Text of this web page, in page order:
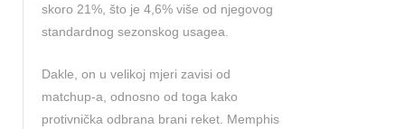
skoro 21%, što je 4,6% više od njegovog
standardnog sezonskog usagea.
Dakle, on u velikoj mjeri zavisi od
matchup-a, odnosno od toga kako
protivnička odbrana brani reket. Memphis